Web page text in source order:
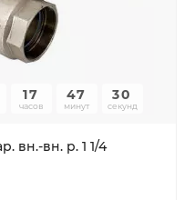
17
часов
47
минут
30
секунд
вн.-вн. р. 1 1/4